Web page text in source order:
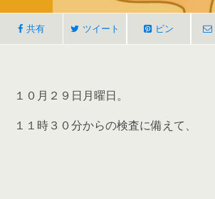
共有 ツイート ピン
１０月２９日月曜日。
１１時３０分からの検査に備えて、